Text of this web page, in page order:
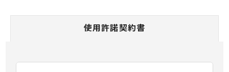
使用許諾契約書